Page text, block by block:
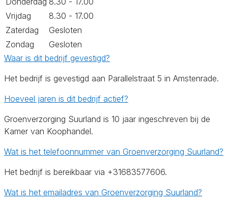
Vrijdag
8.30 - 17.00
Zaterdag
Gesloten
Zondag
Gesloten
Waar is dit bedrijf gevestigd?
Het bedrijf is gevestigd aan Parallelstraat 5 in Amstenrade.
Hoeveel jaren is dit bedrijf actief?
Groenverzorging Suurland is 10 jaar ingeschreven bij de
Kamer van Koophandel.
Wat is het telefoonnummer van Groenverzorging Suurland?
Het bedrijf is bereikbaar via +31683577606.
Wat is het emailadres van Groenverzorging Suurland?